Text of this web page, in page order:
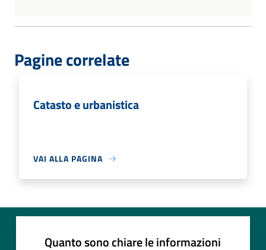
Pagine correlate
Catasto e urbanistica
VAI ALLA PAGINA
Quanto sono chiare le informazioni